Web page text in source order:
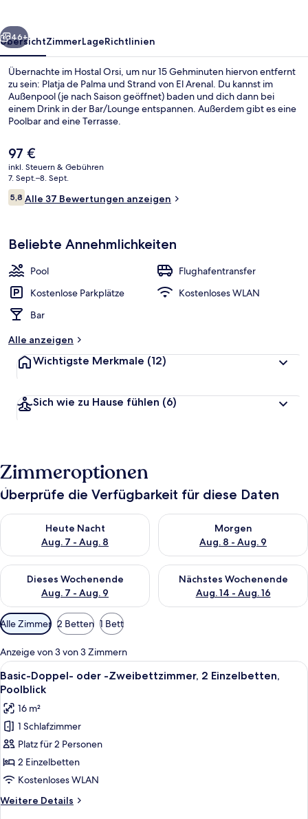
Weiter
46+
ÜbersichtZimmerLageRichtlinien
Übernachte im Hostal Orsi, um nur 15 Gehminuten hiervon entfernt
zu sein: Platja de Palma und Strand von El Arenal. Du kannst im
Außenpool (je nach Saison geöffnet) baden und dich dann bei
einem Drink in der Bar/Lounge entspannen. Außerdem gibt es eine
Poolbar and eine Terrasse.
Der
aktuelle
Preis
beträgt
97 €.
97 €
inkl. Steuern & Gebühren
7. Sept.–8. Sept.
Bewertungen
5,85,8 von 10.
Alle 37 Bewertungen anzeigen
Beliebte Annehmlichkeiten
Pool
Flughafentransfer
Kostenlose Parkplätze
Kostenloses WLAN
Bar
Alle anzeigen
Wichtigste Merkmale (12)
Sich wie zu Hause fühlen (6)
Zimmeroptionen
Überprüfe die Verfügbarkeit für diese Daten
Heute Nacht
Aug. 7 - Aug. 8
Überprüfe die Verfügbarkeit für heute Nacht, Aug. 7 - Aug. 8.
Morgen
Aug. 8 - Aug. 9
Überprüfe die Verfügbarkeit
Dieses Wochenende
Aug. 7 - Aug. 9
Überprüfe die Verfügbarkeit für dieses Wochenende, Aug. 7
Nächstes Wochenende
Aug. 14 - Aug. 16
Überprüfe die Verfügbarkeit
Verfügbare
Filter
für
Zimmer
Alle Zimmer 2 Betten 1 Bett
Anzeige von 3 von 3 Zimmern
Alle
Fotos
für
Basic-
Doppel-
oder
-
Zweibettzimmer,
2 Einzelbetten,
Poolblick
Ein kleines, kompaktes Zimmer mit
12
Basic-Doppel- oder -Zweibettzimmer, 2 Einzelbetten,
Poolblick
16 m²
1 Schlafzimmer
Platz für 2 Personen
2 Einzelbetten
Kostenloses WLAN
Weitere Details
Weitere